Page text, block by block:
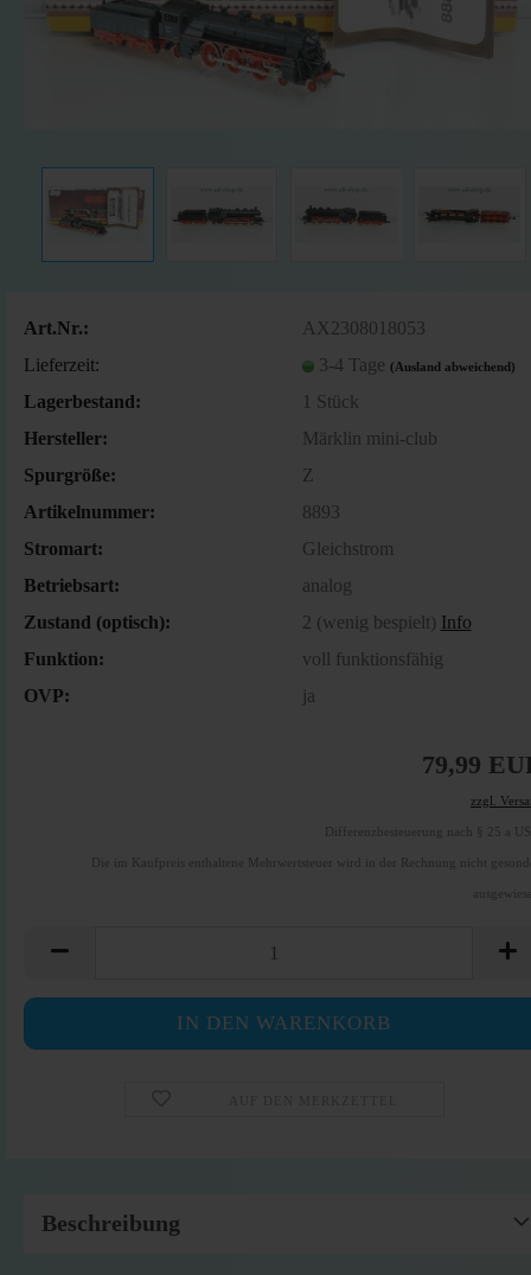
Art.Nr.:
AX2308018053
Lieferzeit:
3-4 Tage (Ausland abweichend)
Lagerbestand: 1 Stück
Hersteller:
Märklin mini-club
Spurgröße:
Z
Artikelnummer:
8893
Stromart:
Gleichstrom
Betriebsart:
analog
Zustand (optisch):
2 (wenig bespielt) Info
Funktion:
voll funktionsfähig
OVP:
ja
79,99
zzgl.
Differenzbesteuerung nach § 25 a
Die im Kaufpreis enthaltene Mehrwertsteuer wird in der Rechnung nicht
Beschreibung